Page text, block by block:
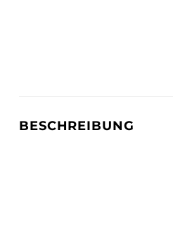
BESCHREIBUNG